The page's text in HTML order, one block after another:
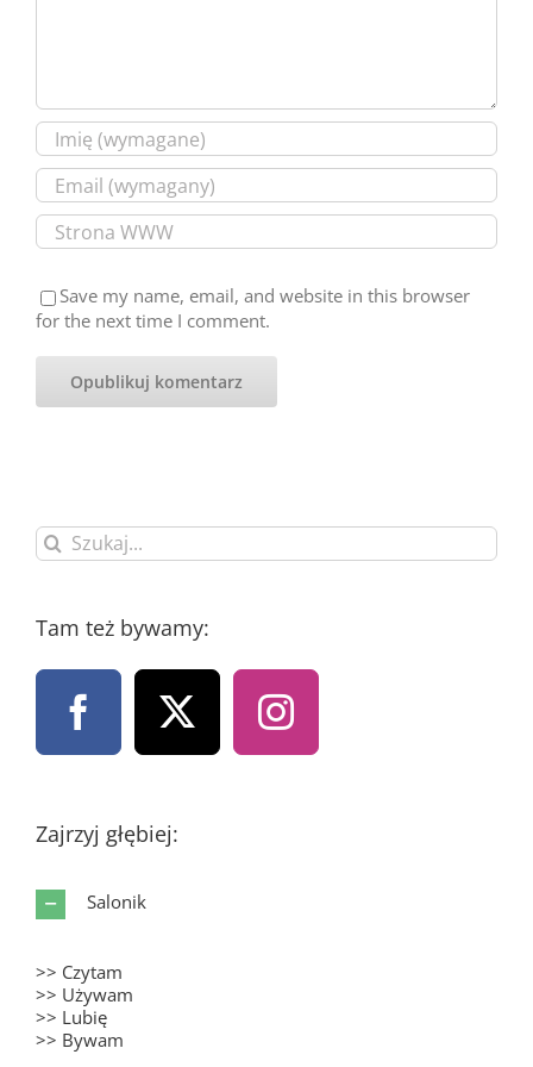
Save my name, email, and website in this browser
for the next time I comment.
Szukaj
Tam też bywamy:
Zajrzyj głębiej:
Salonik
>> Czytam
>> Używam
>> Lubię
>> Bywam